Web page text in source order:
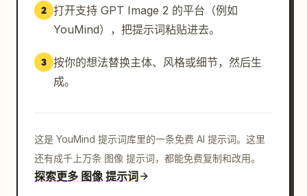
2 打开支持 GPT Image 2 的平台（例如
YouMind），把提示词粘贴进去。
3 按你的想法替换主体、风格或细节，然后生
成。
这是 YouMind 提示词库里的一条免费 AI 提示词。这里
还有成千上万条 图像 提示词，都能免费复制和改用。
探索更多 图像 提示词